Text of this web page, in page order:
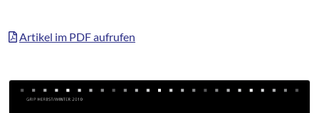
Artikel im PDF aufrufen